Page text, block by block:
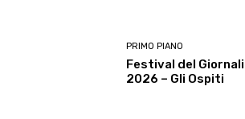
PRIMO PIANO
Festival del
2026 – Gli Ospiti